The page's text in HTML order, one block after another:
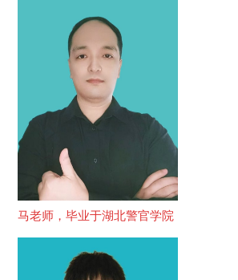
马老师，毕业于湖北警官学院